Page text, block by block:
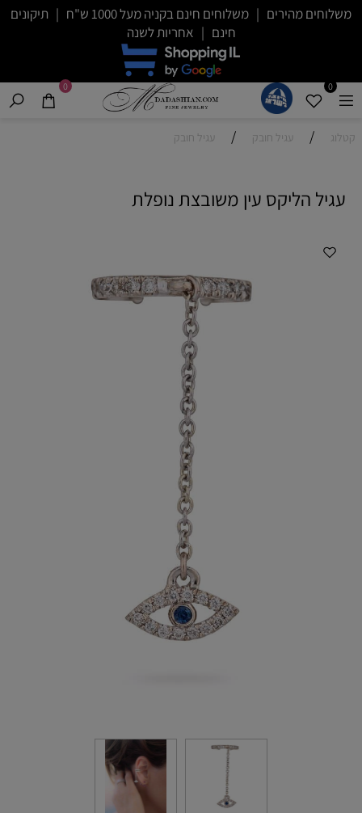
משלוחים מהירים | משלוחים חינם בקניה מעל 1000 ש"ח | תיקונים
חינם | אחריות לשנה
0
0
קטלוג / עגיל חובק / עגיל חובק
עגיל הליקס עין משובצת נופלת